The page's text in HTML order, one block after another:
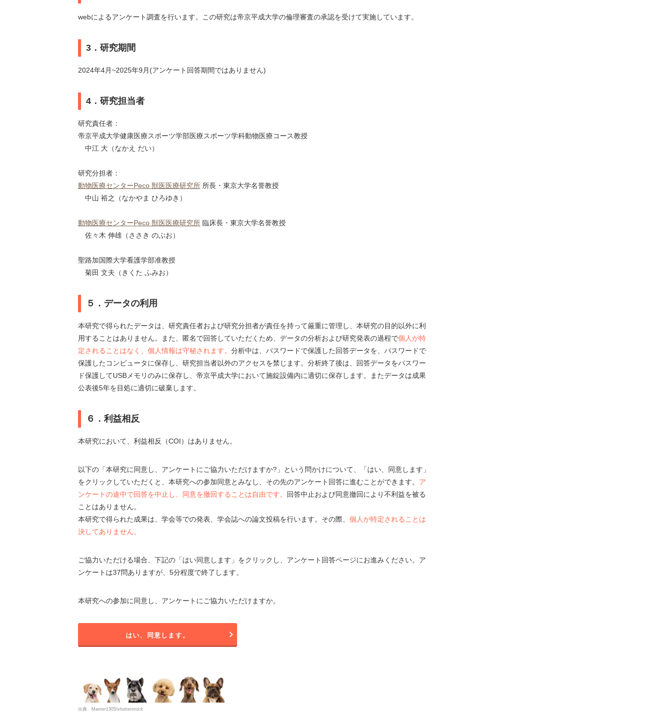
webによるアンケート調査を行います。この研究は帝京平成大学の倫理審査の承認を受けて実施しています。
3．研究期間
2024年4月~2025年9月(アンケート回答期間ではありません)
4．研究担当者
研究責任者：
帝京平成大学健康医療スポーツ学部医療スポーツ学科動物医療コース教授
中江 大（なかえ だい）
研究分担者：
動物医療センターPeco 獣医医療研究所 所長・東京大学名誉教授
中山 裕之（なかやま ひろゆき）
動物医療センターPeco 獣医医療研究所 臨床長・東京大学名誉教授
佐々木 伸雄（ささき のぶお）
聖路加国際大学看護学部准教授
菊田 文夫（きくた ふみお）
５．データの利用
本研究で得られたデータは、研究責任者および研究分担者が責任を持って厳重に管理し、本研究の目的以外に利
用することはありません。また、匿名で回答していただくため、データの分析および研究発表の過程で個人が特
定されることはなく、個人情報は守秘されます。 分析中は、パスワードで保護した回答データを、パスワードで
保護したコンピュータに保存し、研究担当者以外のアクセスを禁じます。分析終了後は、回答データをパスワー
ド保護してUSBメモリのみに保存し、帝京平成大学において施錠設備内に適切に保存します。またデータは成果
公表後5年を目処に適切に破棄します。
６．利益相反
本研究において、利益相反（COI）はありません。
以下の「本研究に同意し、アンケートにご協力いただけますか?」という問かけについて、「はい、同意します」
をクリックしていただくと、本研究への参加同意とみなし、その先のアンケート回答に進むことができます。 ア
ンケートの途中で回答を中止し、同意を撤回することは自由です。 回答中止および同意撤回により不利益を被る
ことはありません。
本研究で得られた成果は、学会等での発表、学会誌への論文投稿を行います。その際、 個人が特定されることは
決してありません。
ご協力いただける場合、下記の「はい同意します」をクリックし、アンケート回答ページにお進みください。ア
ンケートは37問ありますが、5分程度で終了します。
本研究への参加に同意し、アンケートにご協力いただけますか。
はい、同意します。
出典 Master1305/shutterstock